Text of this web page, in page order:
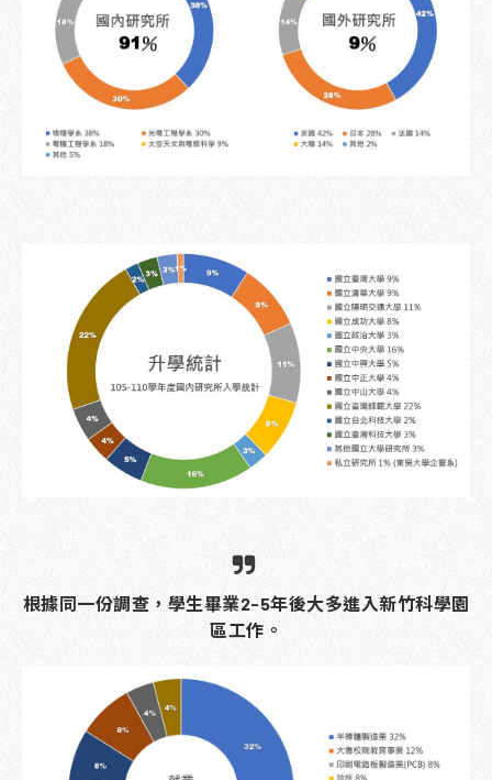
根據同一份調查，學生畢業2-5年後大多進入新竹科學園
區工作。